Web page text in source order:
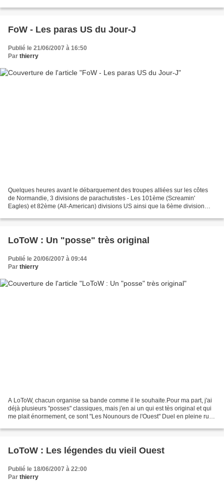
FoW - Les paras US du Jour-J
Publié le 21/06/2007 à 16:50
Par thierry
Quelques heures avant le débarquement des troupes alliées sur les côtes
de Normandie, 3 divisions de parachutistes - Les 101ème (Screamin'
Eagles) et 82ème (All-American) divisions US ainsi que la 6ème division
LoToW : Un "posse" très original
Publié le 20/06/2007 à 09:44
Par thierry
A LoToW, chacun organise sa bande comme il le souhaite.Pour ma part, j'ai
déjà plusieurs "posses" classiques, mais j'en ai un qui est tès original et qui
me plait énormement, ce sont "Les Nounours de l'Ouest" Duel en pleine rue
LoToW : Les légendes du vieil Ouest
Publié le 18/06/2007 à 22:00
Par thierry